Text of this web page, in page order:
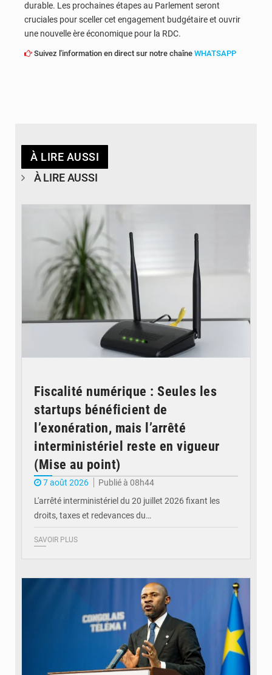
durable. Les prochaines étapes au Parlement seront
cruciales pour sceller cet engagement budgétaire et ouvrir
une nouvelle ère économique pour la RDC.
Suivez l'information en direct sur notre chaîne WHATSAPP
À LIRE AUSSI
À LIRE AUSSI
Fiscalité numérique : Seules les
startups bénéficient de
l’exonération, mais l’arrêté
interministériel reste en vigueur
(Mise au point)
7 août 2026
Publié à 08h44
L'arrêté interministériel du 20 juillet 2026 fixant les
droits, taxes et redevances du…
SAVOIR PLUS